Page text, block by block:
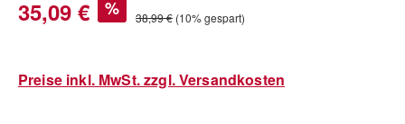
35,09 € % Regulärer Preis:
38,99 € (10% gespart)
Preise inkl. MwSt. zzgl. Versandkosten